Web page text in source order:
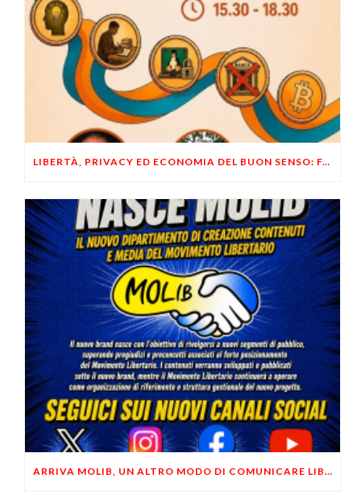
LIBERTÀ, PRIVACY ED ECONOMIA DEL BUON SENSO: FACCO E MUSUMECI A CASALECCHIO DI RENO (BO)
ARRIVA MOLIB, UN ALTRO MODO DI COMUNICARE LIBERTARIO